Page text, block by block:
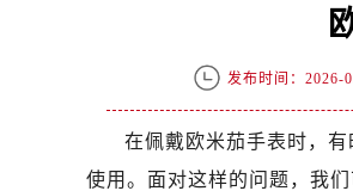
泰州市海陵区
宁波市江北区
金华市金东区
绍兴市越城区
发布时间：2026-
在佩戴欧米茄手表时，
使用。面对这样的问题，我